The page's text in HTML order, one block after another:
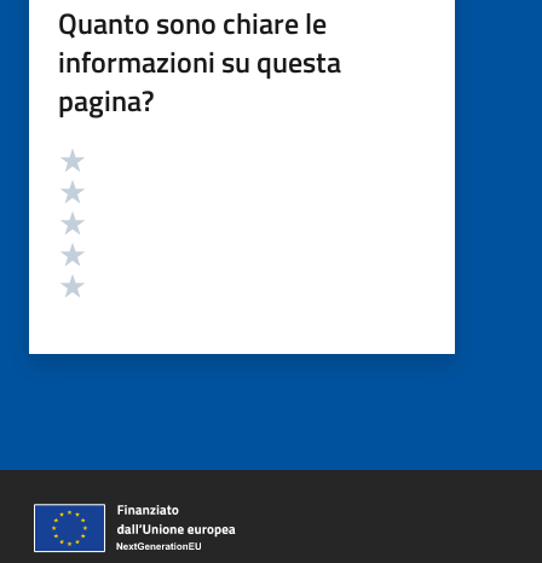
Quanto sono chiare le
informazioni su questa
pagina?
Valutazione